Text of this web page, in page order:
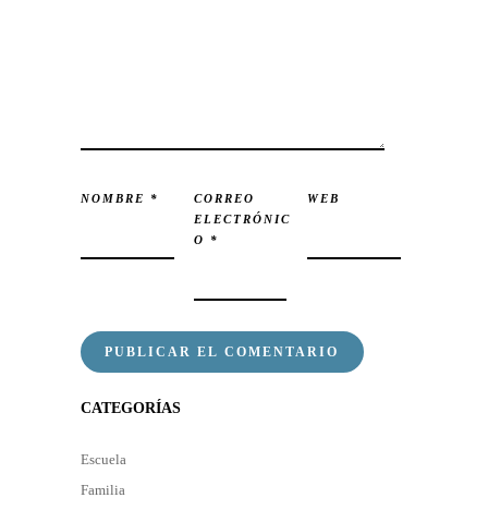
NOMBRE *
CORREO
ELECTRÓNIC
O *
WEB
CATEGORÍAS
Escuela
Familia